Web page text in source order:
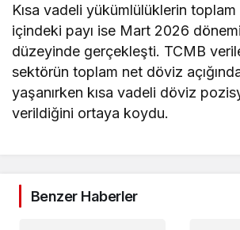
Kısa vadeli yükümlülüklerin
içindeki payı ise Mart 2026
düzeyinde gerçekleşti. TCMB
sektörün toplam net döviz
yaşanırken kısa vadeli döviz
verildiğini ortaya koydu.
Benzer Haberler